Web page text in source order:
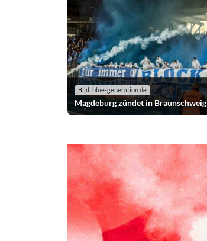
Bild: blue-generation.de
Magdeburg zündet in Braunschweig